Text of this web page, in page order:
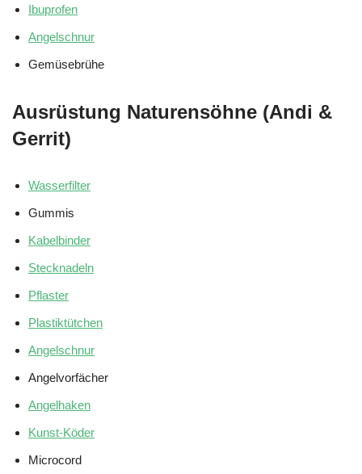
Ibuprofen
Angelschnur
Gemüsebrühe
Ausrüstung Naturensöhne (Andi &
Gerrit)
Wasserfilter
Gummis
Kabelbinder
Stecknadeln
Pflaster
Plastiktütchen
Angelschnur
Angelvorfächer
Angelhaken
Kunst-Köder
Microcord